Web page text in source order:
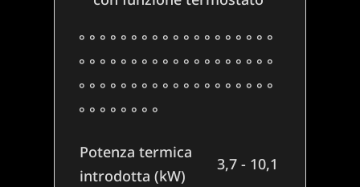
° ° ° ° ° ° ° ° ° ° ° ° ° ° ° ° ° ° °
° ° ° ° ° ° ° ° ° ° ° ° ° ° ° ° ° ° °
° ° ° ° ° ° ° ° ° ° ° ° ° ° ° ° ° ° °
° ° ° ° ° ° ° °
Potenza termica
introdotta (kW)
3,7 - 10,1